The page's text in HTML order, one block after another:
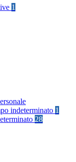
1
indeterminato 1
28